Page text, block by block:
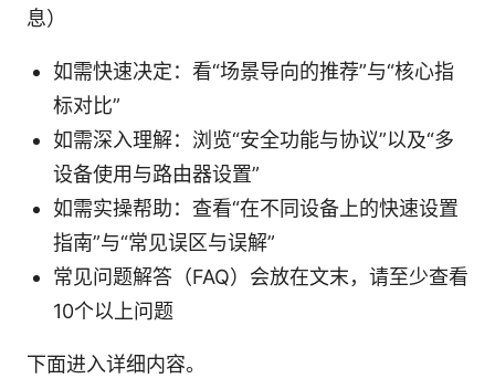
息）
如需快速决定：看“场景导向的推荐”与“核心指
标对比”
如需深入理解：浏览“安全功能与协议”以及“多
设备使用与路由器设置”
如需实操帮助：查看“在不同设备上的快速设置
指南”与“常见误区与误解”
常见问题解答（FAQ）会放在文末，请至少查看
10个以上问题
下面进入详细内容。